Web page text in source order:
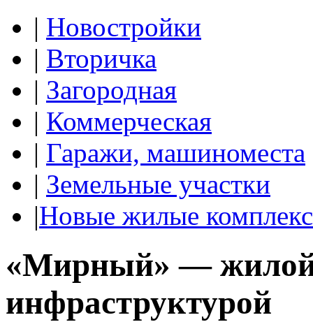
| Новостройки
| Вторичка
| Загородная
| Коммерческая
| Гаражи, машиноместа
| Земельные участки
|Новые жилые
«Мирный» — жилой
инфраструктурой